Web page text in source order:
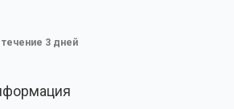
течение 3 дней